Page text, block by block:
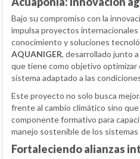
Bajo su compromiso con la
impulsa proyectos
conocimiento y soluciones
AQUANIGER, desarrollado junto
que tiene como objetivo optimizar
sistema adaptado a las
Este proyecto no solo busca
frente al cambio climático sino
componente formativo para
manejo sostenible de los sistemas
Fortaleciendo alianzas